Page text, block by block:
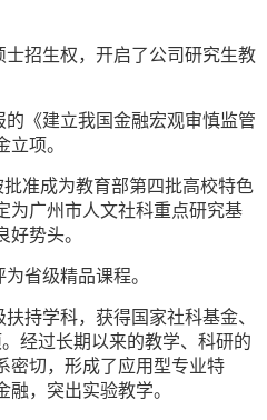
士招生权，开启了公司研究生教
的《建立我国金融宏观审慎监管
项。
批准成为教育部第四批高校特色
为广州市人文社科重点研究基
势头。
省级精品课程。
持学科，获得国家社科基金、
经过长期以来的教学、科研的
密切，形成了应用型专业特
，突出实验教学。